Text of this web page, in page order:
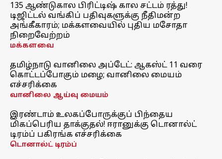
135 ஆண்டுகால பிரிட்டிஷ் கால சட்டம் ரத்து!
டிஜிட்டல் வங்கிப் பதிவுகளுக்கு நீதிமன்ற
அங்கீகாரம்; மக்களவையில் புதிய மசோதா
நிறைவேற்றம்
மக்களவை
தமிழ்நாடு வானிலை அப்டேட்: ஆகஸ்ட் 11 வரை
கொட்டப்போகும் மழை; வானிலை மையம்
எச்சரிக்கை
வானிலை ஆய்வு மையம்
இரண்டாம் உலகப்போருக்குப் பிந்தைய
மிகப்பெரிய தாக்குதல்! ஈரானுக்கு டொனால்ட்
டிரம்ப் பகிரங்க எச்சரிக்கை
டொனால்ட் டிரம்ப்